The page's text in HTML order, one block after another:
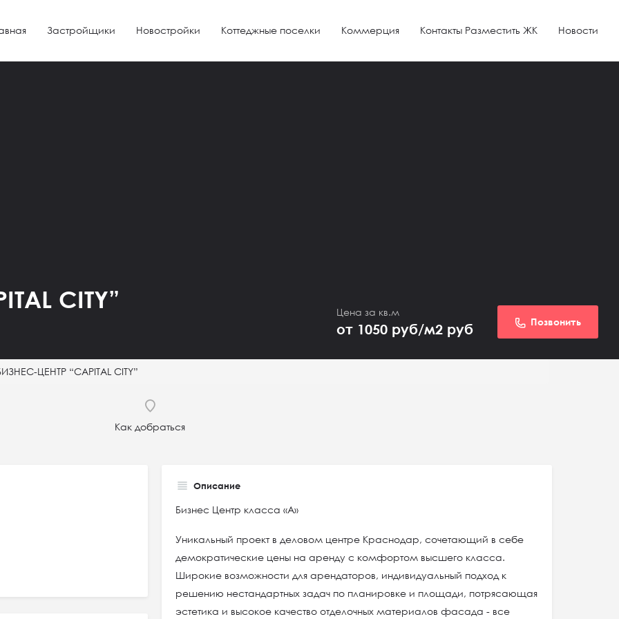
Застройщики Новостройки Коттеджные поселки Коммерция Контакты Разместить ЖК Новости
CITY” Цена за кв.м
от 1050 руб/м2 руб Позвонить
ЦЕНТР “CAPITAL CITY”
Как добраться
Описание
Бизнес Центр класса «А»
Уникальный проект в деловом центре Краснодар, сочетающий в себе
демократические цены на аренду с комфортом высшего класса.
Широкие возможности для арендаторов, индивидуальный подход к
решению нестандартных задач по планировке и площади, потрясающая
эстетика и высокое качество отделочных материалов фасада - все